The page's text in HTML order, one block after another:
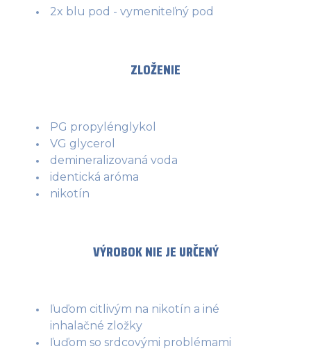
2x blu pod - vymeniteľný pod
ZLOŽENIE
PG propylénglykol
VG glycerol
demineralizovaná voda
identická aróma
nikotín
VÝROBOK NIE JE URČENÝ
ľuďom citlivým na nikotín a iné
inhalačné zložky
ľuďom so srdcovými problémami